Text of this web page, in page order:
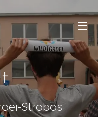
Strobos